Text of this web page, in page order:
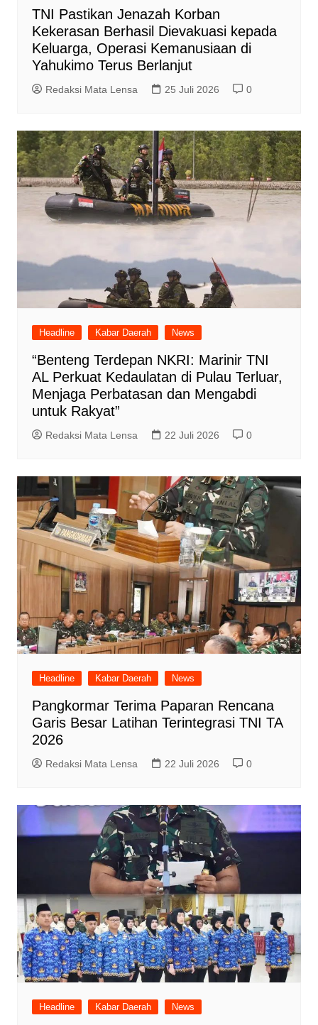
TNI Pastikan Jenazah Korban
Kekerasan Berhasil Dievakuasi kepada
Keluarga, Operasi Kemanusiaan di
Yahukimo Terus Berlanjut
Redaksi Mata Lensa 25 Juli 2026 0
Headline Kabar Daerah News
“Benteng Terdepan NKRI: Marinir TNI
AL Perkuat Kedaulatan di Pulau Terluar,
Menjaga Perbatasan dan Mengabdi
untuk Rakyat”
Redaksi Mata Lensa 22 Juli 2026 0
Headline Kabar Daerah News
Pangkormar Terima Paparan Rencana
Garis Besar Latihan Terintegrasi TNI TA
2026
Redaksi Mata Lensa 22 Juli 2026 0
Headline Kabar Daerah News